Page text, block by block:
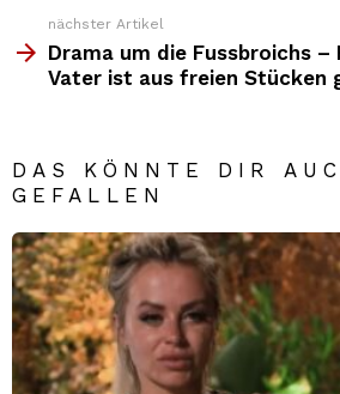
nächster Artikel
Drama um die Fussbroichs –
Vater ist aus freien Stücken
DAS KÖNNTE DIR
GEFALLEN